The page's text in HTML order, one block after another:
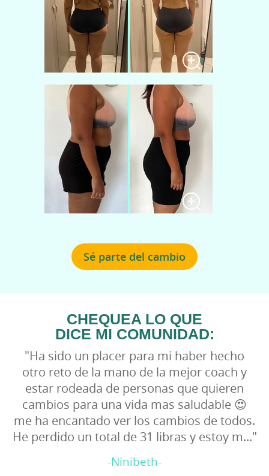
Sé parte del cambio
CHEQUEA LO QUE
DICE MI COMUNIDAD:
"Quería contarte que ya he logrado bajar
15kg, me siento súper bien, estoy
impactada de lo que he podido lograr
gracias a ti 💖
"
-Fabiola Marquez-